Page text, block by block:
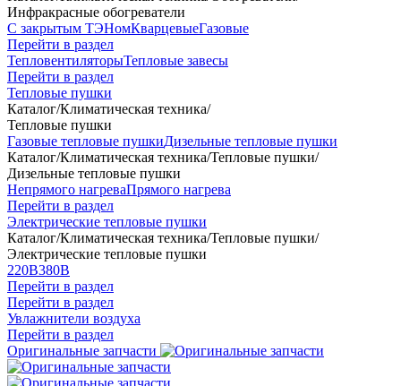
Инфракрасные обогреватели
С закрытым ТЭНомКварцевыеГазовые
Перейти в раздел
ТепловентиляторыТепловые завесы
Перейти в раздел
Тепловые пушки
Каталог/Климатическая техника/
Тепловые пушки
Газовые тепловые пушкиДизельные тепловые пушки
Каталог/Климатическая техника/Тепловые пушки/
Дизельные тепловые пушки
Непрямого нагреваПрямого нагрева
Перейти в раздел
Электрические тепловые пушки
Каталог/Климатическая техника/Тепловые пушки/
Электрические тепловые пушки
220В380В
Перейти в раздел
Перейти в раздел
Увлажнители воздуха
Перейти в раздел
Оригинальные запчасти